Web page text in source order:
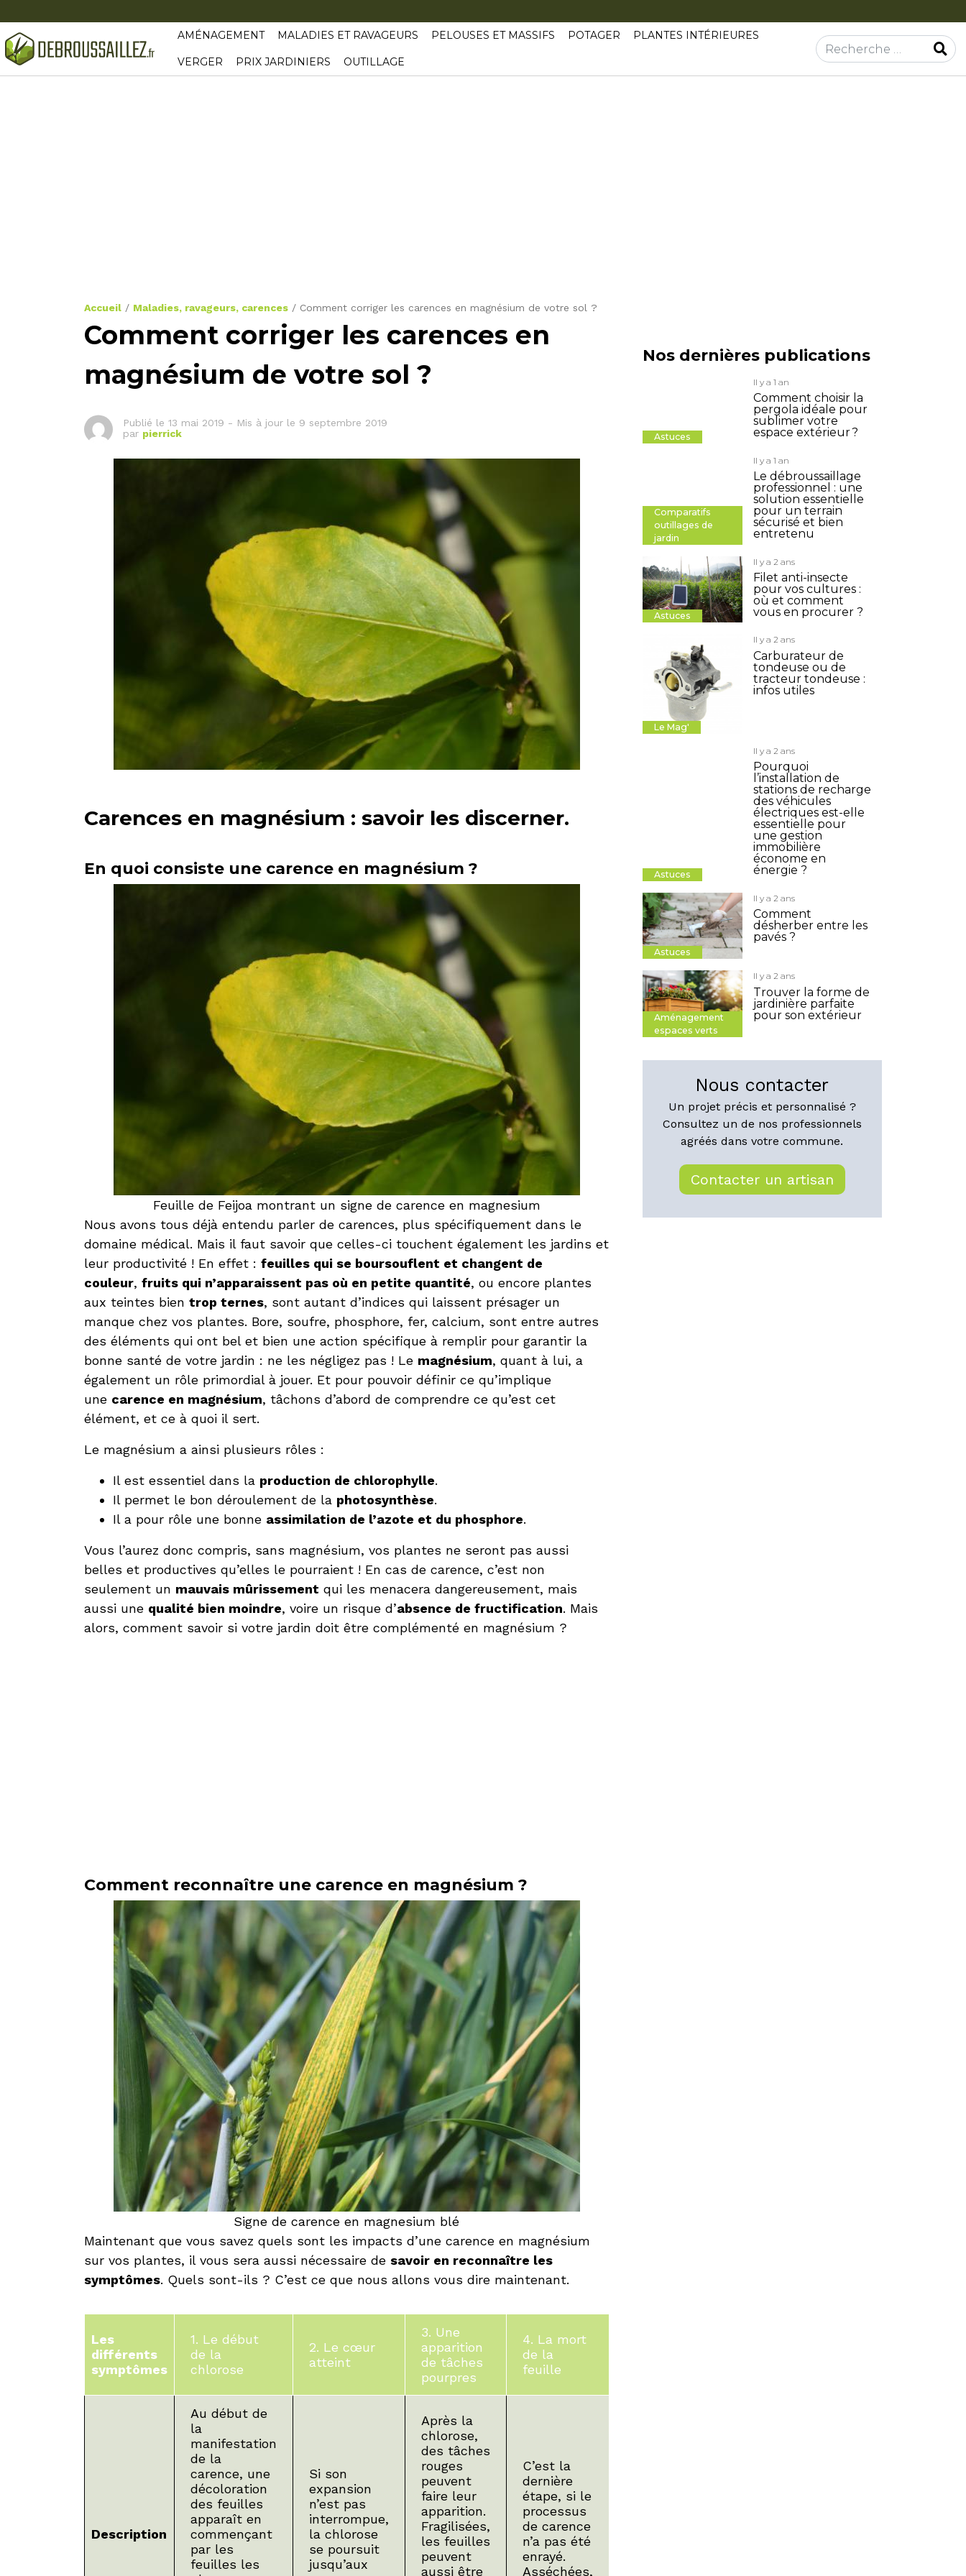
AMÉNAGEMENT MALADIES ET RAVAGEURS PELOUSES ET MASSIFS POTAGER PLANTES INTÉRIEURES
VERGER PRIX JARDINIERS OUTILLAGE
Rechercher
Accueil / Maladies, ravageurs, carences / Comment corriger les carences en magnésium de votre sol ?
Comment corriger les carences en
magnésium de votre sol ?
Publié le 13 mai 2019 - Mis à jour le 9 septembre 2019
par pierrick
Carences en magnésium : savoir les discerner.
En quoi consiste une carence en magnésium ?
Feuille de Feijoa montrant un signe de carence en magnesium
Nous avons tous déjà entendu parler de carences, plus spécifiquement dans le
domaine médical. Mais il faut savoir que celles-ci touchent également les jardins et
leur productivité ! En effet : feuilles qui se boursouflent et changent de
couleur, fruits qui n’apparaissent pas où en petite quantité, ou encore plantes
aux teintes bien trop ternes, sont autant d’indices qui laissent présager un
manque chez vos plantes. Bore, soufre, phosphore, fer, calcium, sont entre autres
des éléments qui ont bel et bien une action spécifique à remplir pour garantir la
bonne santé de votre jardin : ne les négligez pas ! Le magnésium, quant à lui, a
également un rôle primordial à jouer. Et pour pouvoir définir ce qu’implique
une carence en magnésium, tâchons d’abord de comprendre ce qu’est cet
élément, et ce à quoi il sert.
Le magnésium a ainsi plusieurs rôles :
Il est essentiel dans la production de chlorophylle.
Il permet le bon déroulement de la photosynthèse.
Il a pour rôle une bonne assimilation de l’azote et du phosphore.
Vous l’aurez donc compris, sans magnésium, vos plantes ne seront pas aussi
belles et productives qu’elles le pourraient ! En cas de carence, c’est non
seulement un mauvais mûrissement qui les menacera dangereusement, mais
aussi une qualité bien moindre, voire un risque d’absence de fructification. Mais
alors, comment savoir si votre jardin doit être complémenté en magnésium ?
Comment reconnaître une carence en magnésium ?
Signe de carence en magnesium blé
Maintenant que vous savez quels sont les impacts d’une carence en magnésium
sur vos plantes, il vous sera aussi nécessaire de savoir en reconnaître les
symptômes. Quels sont-ils ? C’est ce que nous allons vous dire maintenant.
Les
différents
symptômes
1. Le début
de la
chlorose
2. Le cœur
atteint
3. Une
apparition
de tâches
pourpres
4. La mort
de la
feuille
Description
Au début de
la
manifestation
de la
carence, une
décoloration
des feuilles
apparaît en
commençant
par les
feuilles les
Si son
expansion
n’est pas
interrompue,
la chlorose
se poursuit
jusqu’aux
Après la
chlorose,
des tâches
rouges
peuvent
faire leur
apparition.
Fragilisées,
les feuilles
peuvent
aussi être
C’est la
dernière
étape, si le
processus
de carence
n’a pas été
enrayé.
Asséchées,
Nos dernières publications
Astuces
Il y a 1 an
Comment choisir la
pergola idéale pour
sublimer votre
espace extérieur ?
Comparatifs
outillages de
jardin
Il y a 1 an
Le débroussaillage
professionnel : une
solution essentielle
pour un terrain
sécurisé et bien
entretenu
Astuces
Il y a 2 ans
Filet anti-insecte
pour vos cultures :
où et comment
vous en procurer ?
Le Mag'
Il y a 2 ans
Carburateur de
tondeuse ou de
tracteur tondeuse :
infos utiles
Astuces
Il y a 2 ans
Pourquoi
l’installation de
stations de recharge
des véhicules
électriques est-elle
essentielle pour
une gestion
immobilière
économe en
énergie ?
Astuces
Il y a 2 ans
Comment
désherber entre les
pavés ?
Aménagement
espaces verts
Il y a 2 ans
Trouver la forme de
jardinière parfaite
pour son extérieur
Nous contacter
Un projet précis et personnalisé ?
Consultez un de nos professionnels
agréés dans votre commune.
Contacter un artisan